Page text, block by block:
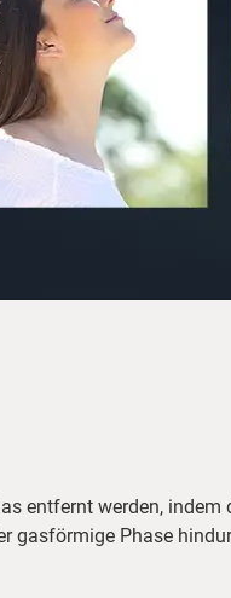
entfernt werden, indem
gasförmige Phase